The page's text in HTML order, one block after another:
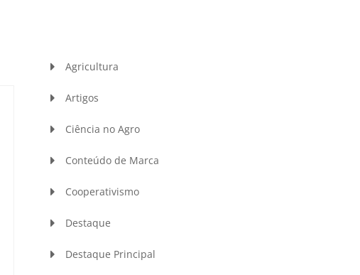
Agricultura
Artigos
Ciência no Agro
Conteúdo de Marca
Cooperativismo
Destaque
Destaque Principal